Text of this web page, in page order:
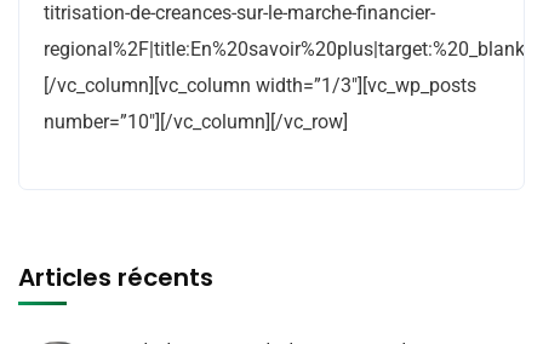
titrisation-de-creances-sur-le-marche-financier-
[/vc_column][vc_column width=”1/3″][vc_wp_posts
number=”10″][/vc_column][/vc_row]
Articles récents